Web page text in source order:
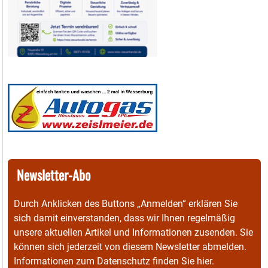
Newsletter-Abo
Durch Anklicken des Buttons „Anmelden“ erklären Sie
sich damit einverstanden, dass wir Ihnen regelmäßig
unsere aktuellen Artikel und Informationen zusenden. Sie
können sich jederzeit von diesem Newsletter abmelden.
Informationen zum Datenschutz finden Sie hier.